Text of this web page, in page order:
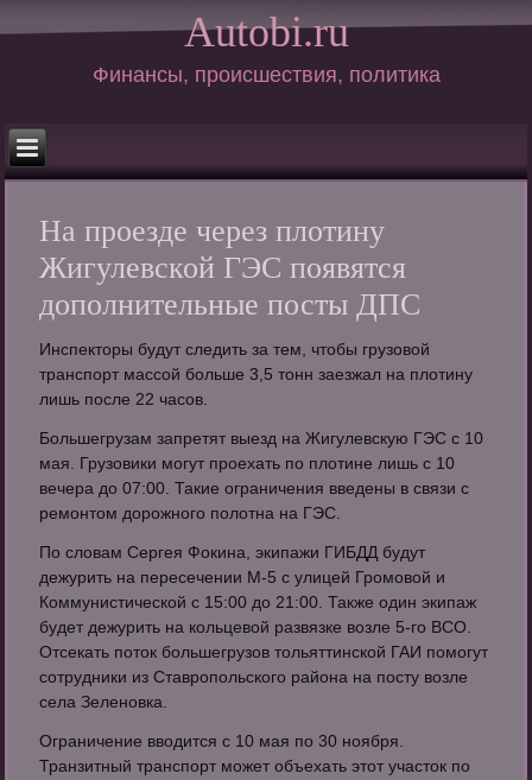
Autobi.ru
Финансы, происшествия, политика
На проезде через плотину
Жигулевской ГЭС появятся
дополнительные посты ДПС
Инспекторы будут следить за тем, чтобы грузовой
транспорт массой больше 3,5 тонн заезжал на плотину
лишь после 22 часов.
Большегрузам запретят выезд на Жигулевскую ГЭС с 10
мая. Грузовики могут проехать по плотине лишь с 10
вечера до 07:00. Такие ограничения введены в связи с
ремонтом дорожного полотна на ГЭС.
По словам Сергея Фокина, экипажи ГИБДД будут
дежурить на пересечении М-5 с улицей Громовой и
Коммунистической с 15:00 до 21:00. Также один экипаж
будет дежурить на кольцевой развязке возле 5-го ВСО.
Отсекать поток большегрузов тольяттинской ГАИ помогут
сотрудники из Ставропольского района на посту возле
села Зеленовка.
Ограничение вводится с 10 мая по 30 ноября­.
Транзитный транспорт может объехать этот участок по